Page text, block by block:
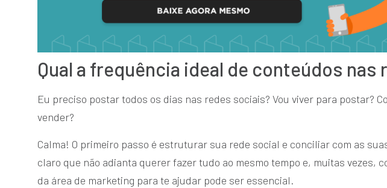
Qual a frequência ideal de conteúdos nas
Eu preciso postar todos os dias nas redes sociais? Vou viver para postar?
vender?
Calma! O primeiro passo é estruturar sua rede social e conciliar com as
claro que não adianta querer fazer tudo ao mesmo tempo e, muitas vezes,
da área de marketing para te ajudar pode ser essencial.